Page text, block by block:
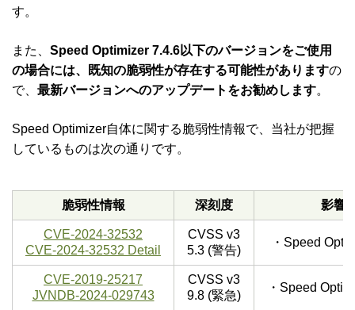
す。
また、 Speed Optimizer 7.4.6以下のバージョンをご使用
の場合には、既知の脆弱性が存在する可能性がありますの
で、 最新バージョンへのアップデートをお勧めします。
Speed Optimizer自体に関する脆弱性情報で、当社が把握
しているものは次の通りです。
脆弱性情報 深刻度 影響
CVE-2024-32532
CVE-2024-32532 Detail
CVSS v3
5.3 (警告)
・Speed
CVE-2019-25217
JVNDB-2024-029743
CVSS v3
9.8 (緊急)
・Speed